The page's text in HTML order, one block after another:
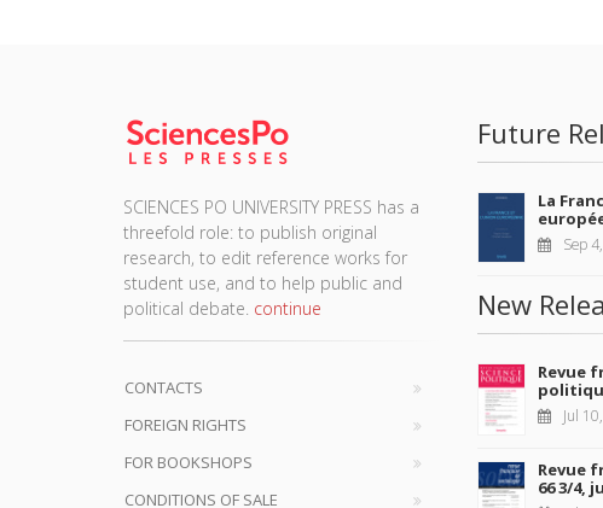
SCIENCES PO UNIVERSITY PRESS has a
threefold role: to publish original
research, to edit reference works for
student use, and to help public and
political debate. continue
CONTACTS
FOREIGN RIGHTS
FOR BOOKSHOPS
CONDITIONS OF SALE
Future
La
Sep
New
Revue
Jul
Revue
66 3/4,